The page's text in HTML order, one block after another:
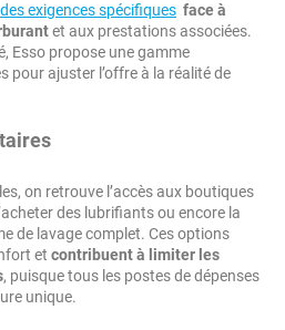
des exigences spécifiques face à
et aux prestations associées.
Esso propose une gamme
pour ajuster l’offre à la réalité de
on retrouve l’accès aux boutiques
des lubrifiants ou encore la
de lavage complet. Ces options
et contribuent à limiter les
, puisque tous les postes de dépenses
unique.